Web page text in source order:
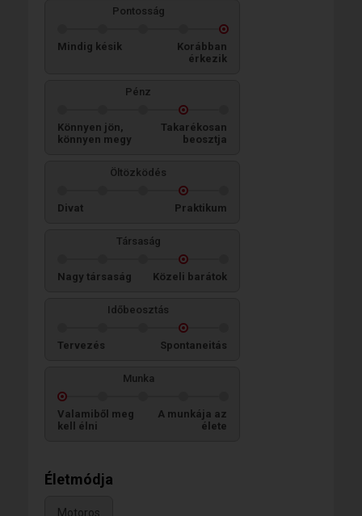
Pontosság
Mindig késik
Korábban
érkezik
Pénz
Könnyen jön,
könnyen megy
Takarékosan
beosztja
Öltözködés
Divat Praktikum
Társaság
Nagy társaság Közeli barátok
Időbeosztás
Tervezés Spontaneitás
Munka
Valamiből meg
kell élni
A munkája az
élete
Életmódja
Motoros